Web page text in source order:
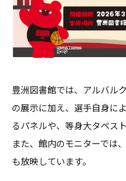
豊洲図書館では、アルバル
の展示に加え、選手自身に
るパネルや、等身大タペス
また、館内のモニターでは
も放映しています。